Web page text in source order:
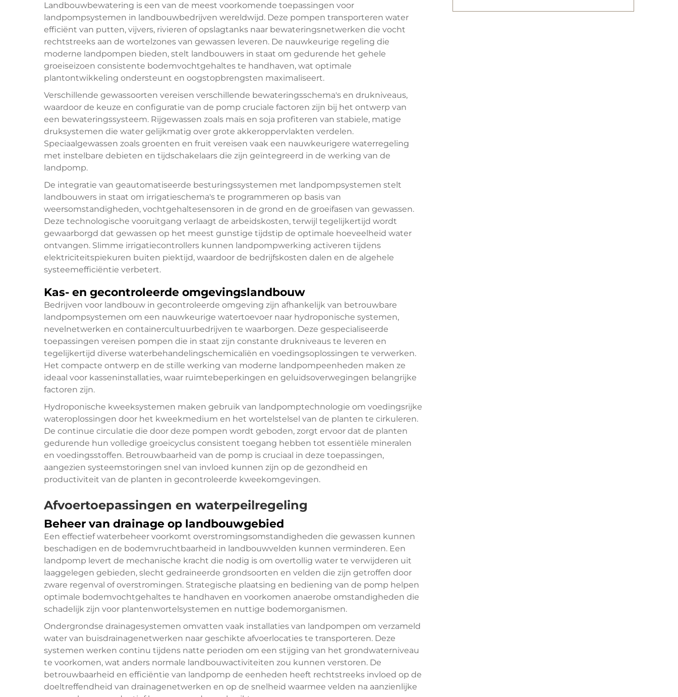
Landbouwbewatering is een van de meest voorkomende toepassingen voor
landpompsystemen in landbouwbedrijven wereldwijd. Deze pompen transporteren water
efficiënt van putten, vijvers, rivieren of opslagtanks naar bewateringsnetwerken die vocht
rechtstreeks aan de wortelzones van gewassen leveren. De nauwkeurige regeling die
moderne landpompen bieden, stelt landbouwers in staat om gedurende het gehele
groeiseizoen consistente bodemvochtgehaltes te handhaven, wat optimale
plantontwikkeling ondersteunt en oogstopbrengsten maximaliseert.
Verschillende gewassoorten vereisen verschillende bewateringsschema's en drukniveaus,
waardoor de keuze en configuratie van de pomp cruciale factoren zijn bij het ontwerp van
een bewateringssysteem. Rijgewassen zoals maïs en soja profiteren van stabiele, matige
druksystemen die water gelijkmatig over grote akkeroppervlakten verdelen.
Speciaalgewassen zoals groenten en fruit vereisen vaak een nauwkeurigere waterregeling
met instelbare debieten en tijdschakelaars die zijn geïntegreerd in de werking van de
landpomp.
De integratie van geautomatiseerde besturingssystemen met landpompsystemen stelt
landbouwers in staat om irrigatieschema's te programmeren op basis van
weersomstandigheden, vochtgehaltesensoren in de grond en de groeifasen van gewassen.
Deze technologische vooruitgang verlaagt de arbeidskosten, terwijl tegelijkertijd wordt
gewaarborgd dat gewassen op het meest gunstige tijdstip de optimale hoeveelheid water
ontvangen. Slimme irrigatiecontrollers kunnen landpompwerking activeren tijdens
elektriciteitspiekuren buiten piektijd, waardoor de bedrijfskosten dalen en de algehele
systeemefficiëntie verbetert.
Kas- en gecontroleerde omgevingslandbouw
Bedrijven voor landbouw in gecontroleerde omgeving zijn afhankelijk van betrouwbare
landpompsystemen om een nauwkeurige watertoevoer naar hydroponische systemen,
nevelnetwerken en containercultuurbedrijven te waarborgen. Deze gespecialiseerde
toepassingen vereisen pompen die in staat zijn constante drukniveaus te leveren en
tegelijkertijd diverse waterbehandelingschemicaliën en voedingsoplossingen te verwerken.
Het compacte ontwerp en de stille werking van moderne landpompeenheden maken ze
ideaal voor kasseninstallaties, waar ruimtebeperkingen en geluidsoverwegingen belangrijke
factoren zijn.
Hydroponische kweeksystemen maken gebruik van landpomptechnologie om voedingsrijke
wateroplossingen door het kweekmedium en het wortelstelsel van de planten te cirkuleren.
De continue circulatie die door deze pompen wordt geboden, zorgt ervoor dat de planten
gedurende hun volledige groeicyclus consistent toegang hebben tot essentiële mineralen
en voedingsstoffen. Betrouwbaarheid van de pomp is cruciaal in deze toepassingen,
aangezien systeemstoringen snel van invloed kunnen zijn op de gezondheid en
productiviteit van de planten in gecontroleerde kweekomgevingen.
Afvoertoepassingen en waterpeilregeling
Beheer van drainage op landbouwgebied
Een effectief waterbeheer voorkomt overstromingsomstandigheden die gewassen kunnen
beschadigen en de bodemvruchtbaarheid in landbouwvelden kunnen verminderen. Een
landpomp levert de mechanische kracht die nodig is om overtollig water te verwijderen uit
laaggelegen gebieden, slecht gedraineerde grondsoorten en velden die zijn getroffen door
zware regenval of overstromingen. Strategische plaatsing en bediening van de pomp helpen
optimale bodemvochtgehaltes te handhaven en voorkomen anaerobe omstandigheden die
schadelijk zijn voor plantenwortelsystemen en nuttige bodemorganismen.
Ondergrondse drainagesystemen omvatten vaak installaties van landpompen om verzameld
water van buisdrainagenetwerken naar geschikte afvoerlocaties te transporteren. Deze
systemen werken continu tijdens natte perioden om een stijging van het grondwaterniveau
te voorkomen, wat anders normale landbouwactiviteiten zou kunnen verstoren. De
betrouwbaarheid en efficiëntie van landpomp de eenheden heeft rechtstreeks invloed op de
doeltreffendheid van drainagenetwerken en op de snelheid waarmee velden na aanzienlijke